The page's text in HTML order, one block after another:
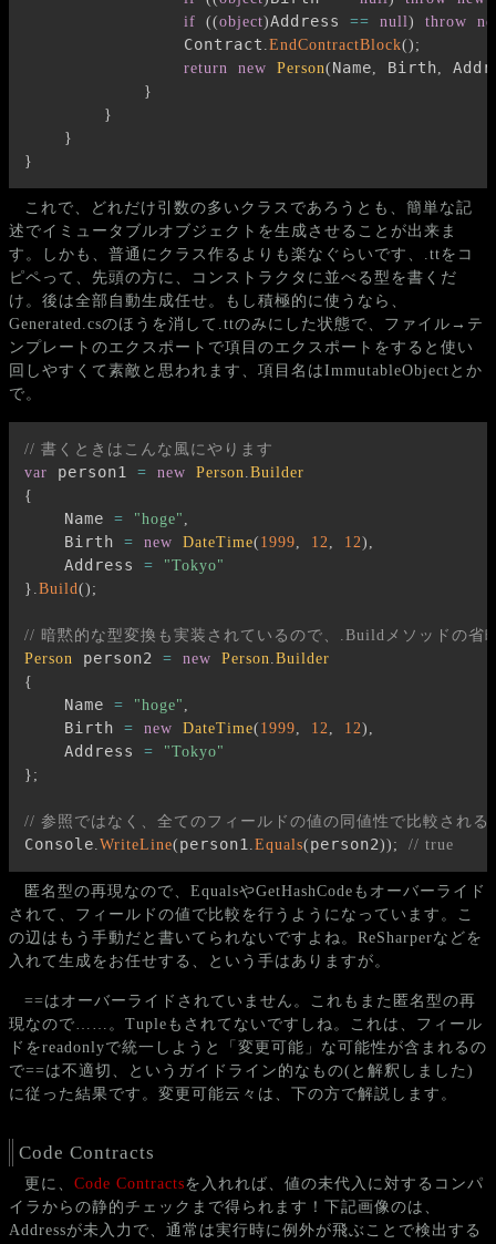
if
((object)Address == null) throw
                Contract
.EndContractBlock() ;
return
new Person( Name, Birth,
}
}
}
}
これで、どれだけ引数の多いクラスであろうとも、簡単な記
述でイミュータブルオブジェクトを生成させることが出来ま
す。しかも、普通にクラス作るよりも楽なぐらいです、.ttをコ
ピペって、先頭の方に、コンストラクタに並べる型を書くだ
け。後は全部自動生成任せ。もし積極的に使うなら、
Generated.csのほうを消して.ttのみにした状態で、ファイル→テ
ンプレートのエクスポートで項目のエクスポートをすると使い
回しやすくて素敵と思われます、項目名はImmutableObjectとか
で。
// 書くときはこんな風にやります
var person1 = new Person.Builder
{
    Name
= "hoge" ,
    Birth
= new DateTime( 1999, 12, 12) ,
    Address
=
"Tokyo"
} .Build() ;
// 暗黙的な型変換も実装されているので、.Buildメソッドの省
Person person2 = new Person.Builder
{
    Name
= "hoge" ,
    Birth
= new DateTime( 1999, 12, 12) ,
    Address
=
"Tokyo"
} ;
// 参照ではなく、全てのフィールドの値の同値性で比較される
Console.WriteLine( person1 .Equals( person2)) ; // true
匿名型の再現なので、EqualsやGetHashCodeもオーバーライド
されて、フィールドの値で比較を行うようになっています。こ
の辺はもう手動だと書いてられないですよね。ReSharperなどを
入れて生成をお任せする、という手はありますが。
==はオーバーライドされていません。これもまた匿名型の再
現なので……。Tupleもされてないですしね。これは、フィール
ドをreadonlyで統一しようと「変更可能」な可能性が含まれるの
で==は不適切、というガイドライン的なもの(と解釈しました)
に従った結果です。変更可能云々は、下の方で解説します。
Code Contracts
更に、 Code Contractsを入れれば、値の未代入に対するコンパ
イラからの静的チェックまで得られます！下記画像のは、
Addressが未入力で、通常は実行時に例外が飛ぶことで検出する